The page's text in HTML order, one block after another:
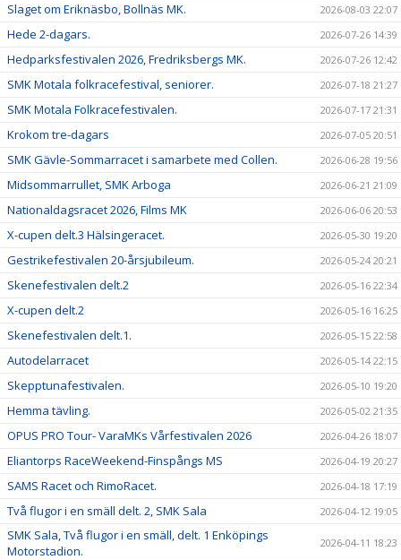
Slaget om Eriknäsbo, Bollnäs MK. 2026-08-03 22:07
Hede 2-dagars. 2026-07-26 14:39
Hedparksfestivalen 2026, Fredriksbergs MK. 2026-07-26 12:42
SMK Motala folkracefestival, seniorer. 2026-07-18 21:27
SMK Motala Folkracefestivalen. 2026-07-17 21:31
Krokom tre-dagars 2026-07-05 20:51
SMK Gävle-Sommarracet i samarbete med Collen. 2026-06-28 19:56
Midsommarrullet, SMK Arboga 2026-06-21 21:09
Nationaldagsracet 2026, Films MK 2026-06-06 20:53
X-cupen delt.3 Hälsingeracet. 2026-05-30 19:20
Gestrikefestivalen 20-årsjubileum. 2026-05-24 20:21
Skenefestivalen delt.2 2026-05-16 22:34
X-cupen delt.2 2026-05-16 16:25
Skenefestivalen delt.1. 2026-05-15 22:58
Autodelarracet 2026-05-14 22:15
Skepptunafestivalen. 2026-05-10 19:20
Hemma tävling. 2026-05-02 21:35
OPUS PRO Tour- VaraMKs Vårfestivalen 2026 2026-04-26 18:07
Eliantorps RaceWeekend-Finspångs MS 2026-04-19 20:27
SAMS Racet och RimoRacet. 2026-04-18 17:19
Två flugor i en smäll delt. 2, SMK Sala 2026-04-12 19:05
SMK Sala, Två flugor i en smäll, delt. 1 Enköpings
Motorstadion.
2026-04-11 18:23